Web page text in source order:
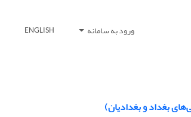
ورود به سامانه ENGLISH
بغداد و بغدادیان)